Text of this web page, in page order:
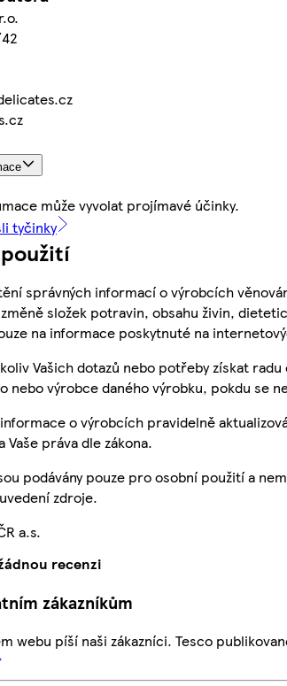
může vyvolat projímavé účinky.
tyčinky
správných informací o výrobcích
složek potravin, obsahu živin,
na informace poskytnuté na
Vašich dotazů nebo potřeby získat
nebo výrobce daného výrobku, pokdu se
o výrobcích pravidelně
Vaše práva dle zákona.
podávány pouze pro osobní použití a
zdroje.
a.s.
recenzi
zákazníkům
webu píší naši zákazníci. Tesco